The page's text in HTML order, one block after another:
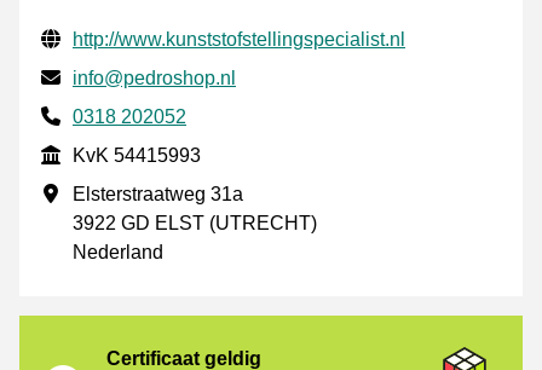
Gecontroleerde contactgegevens
Website URL
http://www.kunststofstellingspecialist.nl
E-mail
info@pedroshop.nl
Telefoonnummer
0318 202052
KvK
KvK 54415993
Vestigingsadres
Elsterstraatweg 31a
3922 GD ELST (UTRECHT)
Nederland
Certificaat geldig